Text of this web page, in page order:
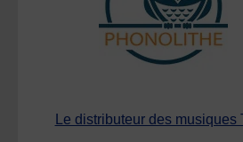
Le distributeur des musiques